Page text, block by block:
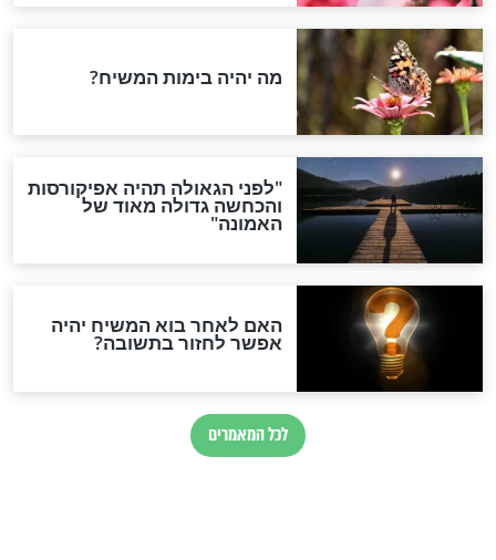
פספסו ולא
מילים בקריאת
על אלו פירות מברכים ברכת
חדשות יהדות
הותר לפרסום: לוחמי מילואים
נהרגו בדרום לבנון
ההסכם החשאי של טראמפ
ואיראן: בלי שקיפות ועם הרבה
סימני שאלה